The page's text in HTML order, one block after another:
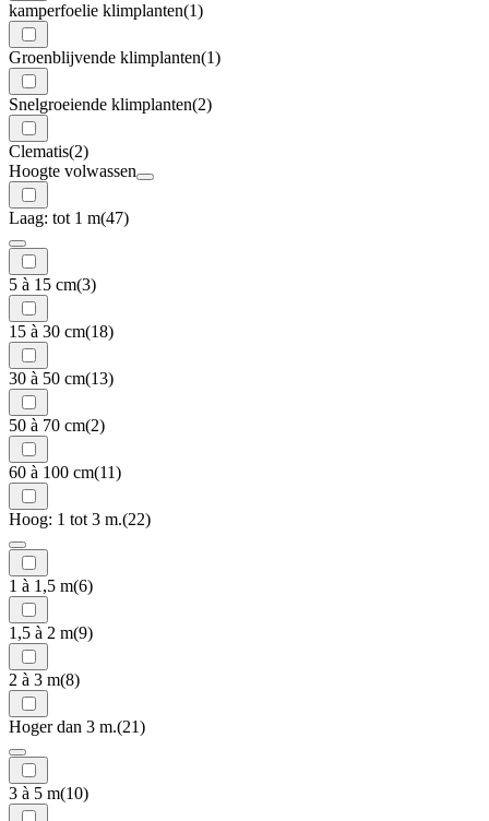
kamperfoelie klimplanten(1)
Groenblijvende klimplanten(1)
Snelgroeiende klimplanten(2)
Clematis(2)
Hoogte volwassen
Laag: tot 1 m(47)
5 à 15 cm(3)
15 à 30 cm(18)
30 à 50 cm(13)
50 à 70 cm(2)
60 à 100 cm(11)
Hoog: 1 tot 3 m.(22)
1 à 1,5 m(6)
1,5 à 2 m(9)
2 à 3 m(8)
Hoger dan 3 m.(21)
3 à 5 m(10)